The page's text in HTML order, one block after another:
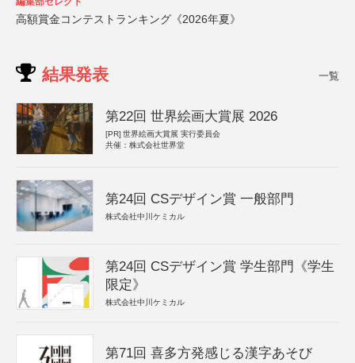
高額賞金コンテストランキング《2026年夏》
結果発表 一覧
第22回 世界絵画大賞展 2026
[PR] 世界絵画大賞展 実行委員会
共催：株式会社世界堂
第24回 CSデザイン賞 一般部門
株式会社中川ケミカル
第24回 CSデザイン賞 学生部門《学生
限定》
株式会社中川ケミカル
第71回 喜多方発感じる漢字あそび